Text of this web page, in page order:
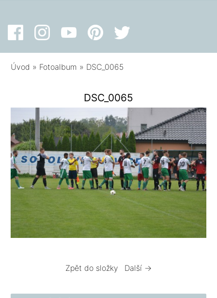
Úvod » Fotoalbum » DSC_0065
DSC_0065
Zpět do složky Další →